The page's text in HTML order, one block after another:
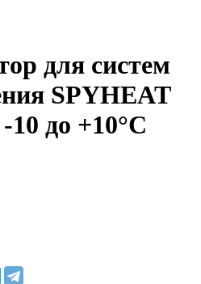
для систем
SPYHEAT
10 до +10°С